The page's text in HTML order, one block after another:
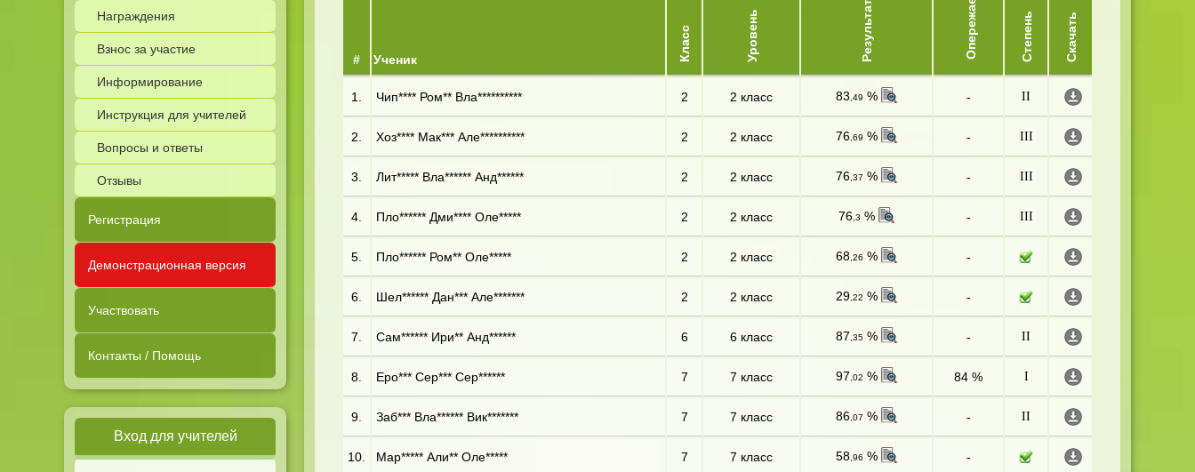
Награждения
Взнос за участие
Информирование
Инструкция для учителей
Вопросы и ответы
Отзывы
Регистрация
Демонстрационная версия
Участвовать
Контакты / Помощь
Вход для учителей
# Ученик Класс Уровень Результат Опережает Степень Скачать
1. Чип**** Ром** Вла********** 2 2 класс 83 ,49 % - II
2. Хоз**** Мак*** Але********** 2 2 класс 76 ,69 % - III
3. Лит***** Вла****** Анд****** 2 2 класс 76 ,37 % - III
4. Пло****** Дми**** Оле***** 2 2 класс 76 ,3 % - III
5. Пло****** Ром** Оле***** 2 2 класс 68 ,26 % -
6. Шел****** Дан*** Але******* 2 2 класс 29 ,22 % -
7. Сам****** Ири** Анд****** 6 6 класс 87 ,35 % - II
8. Еро*** Сер*** Сер****** 7 7 класс 97 ,02 % 84 % I
9. Заб*** Вла****** Вик******* 7 7 класс 86 ,07 % - II
10. Мар***** Али** Оле***** 7 7 класс 58 ,96 % -